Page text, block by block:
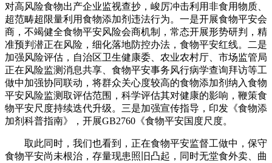
对高风险食物出产企业监视查抄，峻厉冲击利用非食用物质、
超范畴超限量利用食物添加剂违法行为。一是开展食物平安会
商，不竭健全食物平安风险会商机制，常态开展形势研判，精
准预判潜正在风险，细化落地防控办法，食物平安红线。二是
加强风险评估，自治区卫生健康委、农业农村厅、市场监管局
正在风险监测消息共享、食物平安事务风行病学查询拜访等工
做中加强协同联动，将群众关心度较高的食物添加剂纳入食物
平安风险监测取评估范围，科学评估其对健康的影响，鞭策食
物平安尺度持续迭代升级。三是加强宣传指导，印发《食物添
加剂科普指南》，开展GB2760《食物平安国度尺度。
取此同时，我们也看到，正在食物平安监督工做中，保守
食物平安尚未根治，存量现患照旧凸起，同时无堂食外卖、曲